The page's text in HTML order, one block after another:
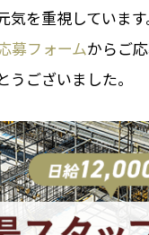
を重視しています
募フォームからご
ございました。